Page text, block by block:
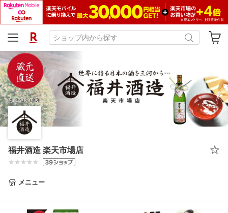
福井酒造 楽天市場店
メニュー